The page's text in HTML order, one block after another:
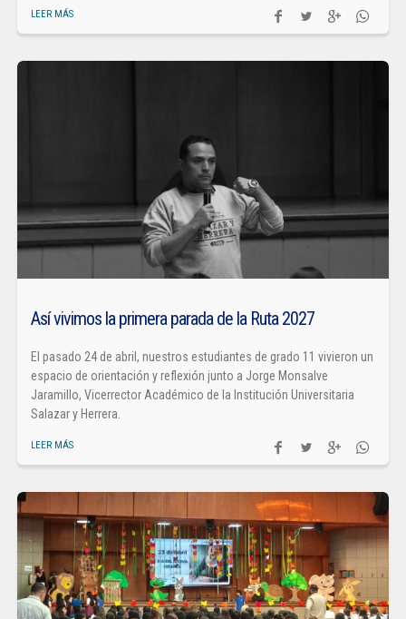
LEER MÁS
Así vivimos la primera parada de la Ruta 2027
El pasado 24 de abril, nuestros estudiantes de grado 11 vivieron un
espacio de orientación y reflexión junto a Jorge Monsalve
Jaramillo, Vicerrector Académico de la Institución Universitaria
Salazar y Herrera.
LEER MÁS